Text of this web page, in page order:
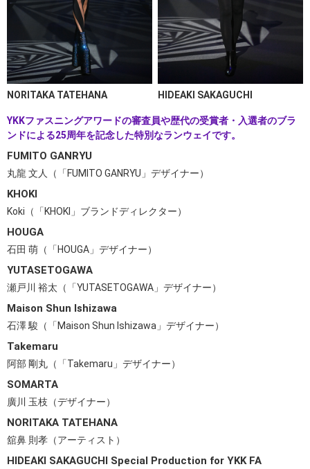
NORITAKA TATEHANA HIDEAKI SAKAGUCHI
YKKファスニングアワードの審査員や歴代の受賞者・入選者のブラ
ンドによる25周年を記念した特別なランウェイです。
FUMITO GANRYU
丸龍 文人（「FUMITO GANRYU」デザイナー）
KHOKI
Koki（「KHOKI」ブランドディレクター）
HOUGA
石田 萌（「HOUGA」デザイナー）
YUTASETOGAWA
瀬戸川 裕太（「YUTASETOGAWA」デザイナー）
Maison Shun Ishizawa
石澤 駿（「Maison Shun Ishizawa」デザイナー）
Takemaru
阿部 剛丸（「Takemaru」デザイナー）
SOMARTA
廣川 玉枝（デザイナー）
NORITAKA TATEHANA
舘鼻 則孝（アーティスト）
HIDEAKI SAKAGUCHI Special Production for YKK FA